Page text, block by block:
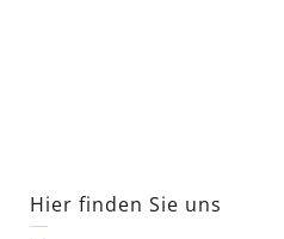
Hier finden Sie uns